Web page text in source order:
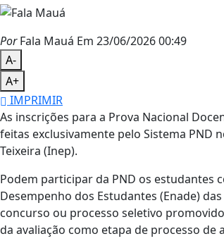
PorFala Mauá Em 23/06/2026 00:49
A-
A+
IMPRIMIR
As inscrições para a Prova Nacional
feitas exclusivamente pelo Sistema PND
Teixeira (Inep).
Podem participar da PND os estudantes
Desempenho dos Estudantes (Enade)
concurso ou processo seletivo
da avaliação como etapa de processo de